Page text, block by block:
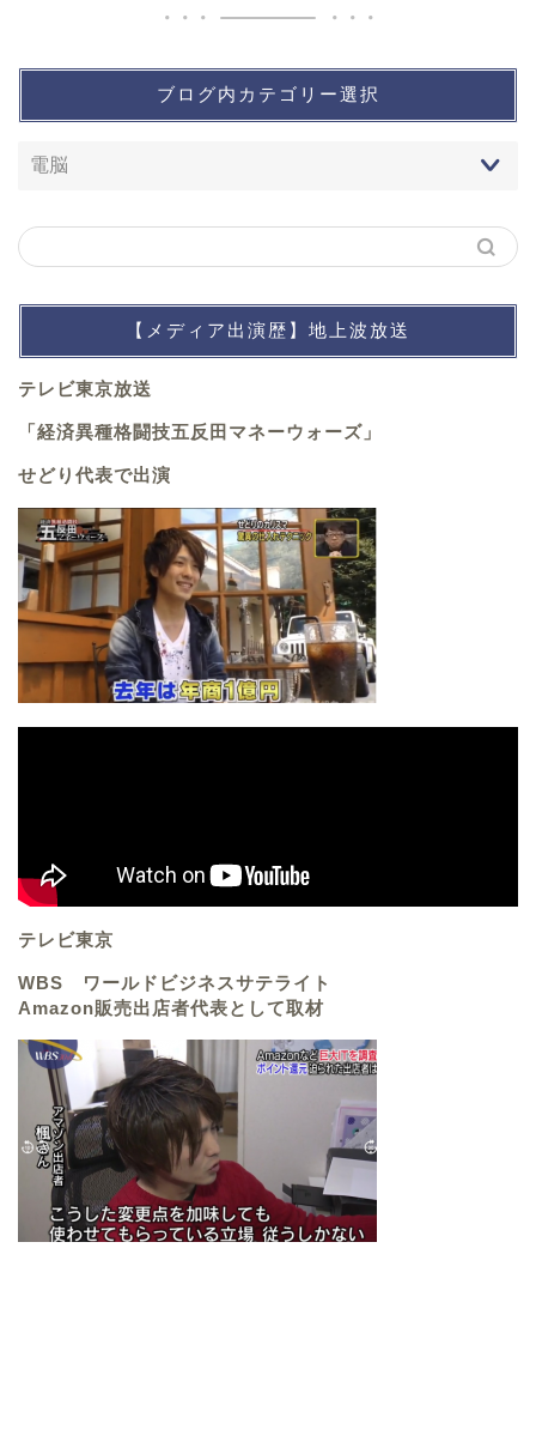
ブログ内カテゴリー選択
【メディア出演歴】地上波放送
テレビ東京放送
「経済異種格闘技五反田マネーウォーズ」
せどり代表で出演
テレビ東京
WBS ワールドビジネスサテライト
Amazon販売出店者代表として取材